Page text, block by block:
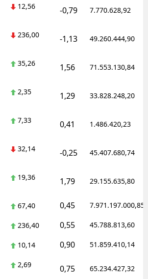
12,56 -0,79 7.770.628,92
236,00 -1,13 49.260.444,90
35,26 1,56 71.553.130,84
2,35 1,29 33.828.248,20
7,33 0,41 1.486.420,23
32,14 -0,25 45.407.680,74
19,36 1,79 29.155.635,80
67,40 0,45 7.971.197.000,85
236,40 0,55 45.788.813,60
10,14 0,90 51.859.410,14
2,69 0,75 65.234.427,32